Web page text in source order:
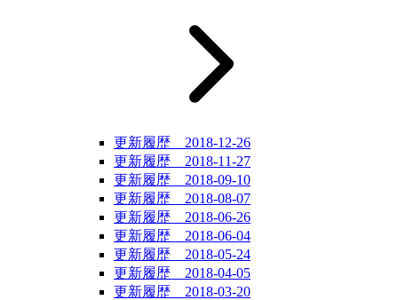
更新履歴 2018-12-26
更新履歴 2018-11-27
更新履歴 2018-09-10
更新履歴 2018-08-07
更新履歴 2018-06-26
更新履歴 2018-06-04
更新履歴 2018-05-24
更新履歴 2018-04-05
更新履歴 2018-03-20